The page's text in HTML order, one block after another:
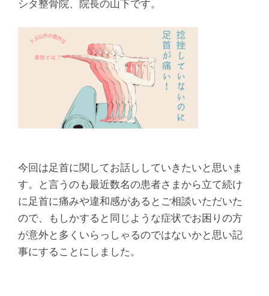
本
町
り
腰
痛
｜
整
シタ整骨院、院長の山下です。
今回は足首に関してお話ししていきたいと思いま
す。と言うのも最近数名の患者さまから立て続け
に足首に痛みや違和感があるとご相談いただいた
ので、もしかすると同じような症状でお困りの方
が意外と多くいらっしゃるのではないかと思い記
事にすることにしました。